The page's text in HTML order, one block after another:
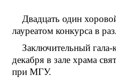
Двадцать один
лауреатом конкурса в
Заключительный
декабря в зале храма
при МГУ.